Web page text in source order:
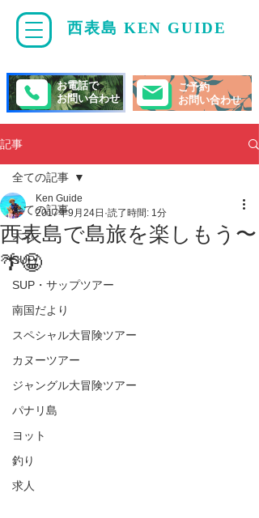
西表島 KEN GUIDE
ご予約
お問い合わせ
お電話で
お問い合わせ
記事
全ての記事
天気
SUP/
SUP・サップツアー
南国だより
スペシャル大冒険ツアー
カヌーツアー
ジャングル大冒険ツアー
パナリ島
ヨット
釣り
求人
全ての記事
西表島で島旅を楽しもう〜
🌴😀
Ken Guide
2017年9月24日 読了時間: 1分